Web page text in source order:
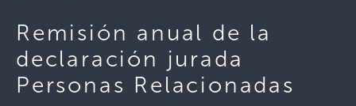
Remisión anual de la
declaración jurada
Personas Relacionadas